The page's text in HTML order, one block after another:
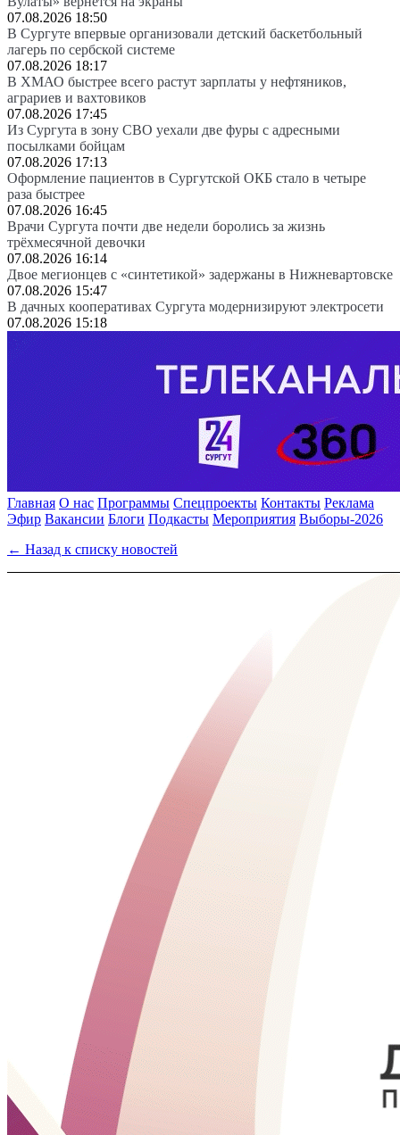
07.08.2026 18:50
В Сургуте впервые организовали детский баскетбольный
лагерь по сербской системе
07.08.2026 18:17
В ХМАО быстрее всего растут зарплаты у нефтяников,
аграриев и вахтовиков
07.08.2026 17:45
Из Сургута в зону СВО уехали две фуры с адресными
посылками бойцам
07.08.2026 17:13
Оформление пациентов в Сургутской ОКБ стало в четыре
раза быстрее
07.08.2026 16:45
Врачи Сургута почти две недели боролись за жизнь
трёхмесячной девочки
07.08.2026 16:14
Двое мегионцев с «синтетикой» задержаны в Нижневартовске
07.08.2026 15:47
В дачных кооперативах Сургута модернизируют электросети
07.08.2026 15:18
Главная О нас Программы Спецпроекты Контакты Реклама
Эфир Вакансии Блоги Подкасты Мероприятия Выборы-2026
← Назад к списку новостей